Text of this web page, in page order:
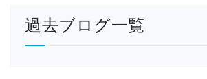
過去ブログ一覧